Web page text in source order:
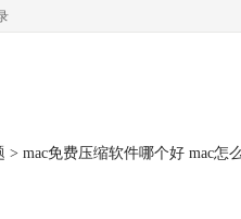
> mac免费压缩软件哪个好 mac怎